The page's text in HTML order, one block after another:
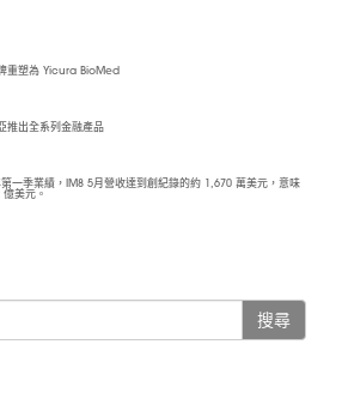
重塑為 Yicura BioMed
推出全系列金融產品
一季業績，IM8 5月營收達到創紀錄的約 1,670 萬美元，意味
美元。
搜尋